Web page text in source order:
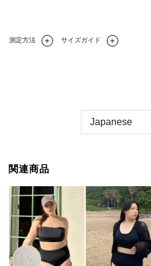
測定方法 サイズガイド
関連商品